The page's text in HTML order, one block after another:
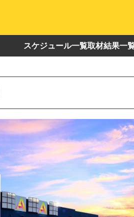
スケジュール一覧取材結果一